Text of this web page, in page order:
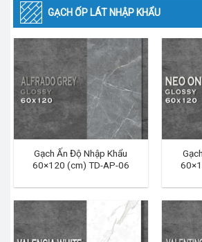
GẠCH ỐP LÁT NHẬP KHẨU
Gạch Ấn Độ Nhập Khẩu
60×120 (cm) TD-AP-06